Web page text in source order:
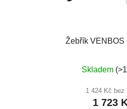
Žebřík VENBOS
je
Skladem
1 424 Kč bez
1 723